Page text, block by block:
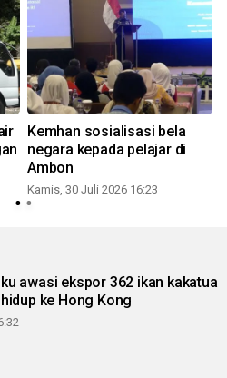
Kemhan sosialisasi bela
negara kepada pelajar di
Ambon
Kamis, 30 Juli 2026 16:23
awasi ekspor 362 ikan kakatua
ke Hong Kong